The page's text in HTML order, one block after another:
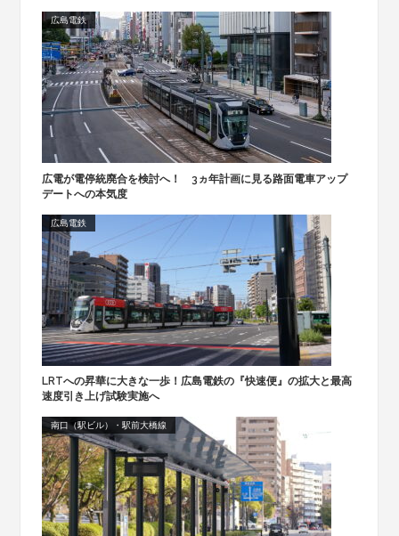
広島電鉄
広電が電停統廃合を検討へ！ 3ヵ年計画に見る路面電車アップ
デートへの本気度
広島電鉄
LRTへの昇華に大きな一歩！広島電鉄の『快速便』の拡大と最高
速度引き上げ試験実施へ
南口（駅ビル）・駅前大橋線